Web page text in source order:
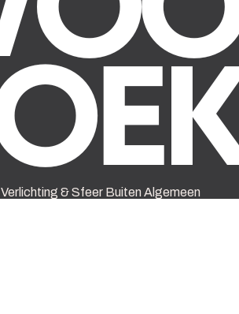
Verlichting & Sfeer Buiten Algemeen